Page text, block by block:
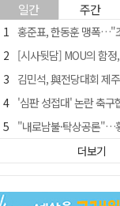
일간 주간
홍준표, 한동훈 맹폭…"조선제일껌, 권력에
[시사뒷담] MOU의 함정, 협약식이
김민석, 與전당대회 제주·인천 당원투표서
'심판 성접대' 논란 축구협회 결국 사과…"
"내로남불·탁상공론"…황희 '버스 청년주택'
"경로당 통장에 비밀번호가 적혀 있다"…전국 돌
예안향교 대성전, '국가
더보기